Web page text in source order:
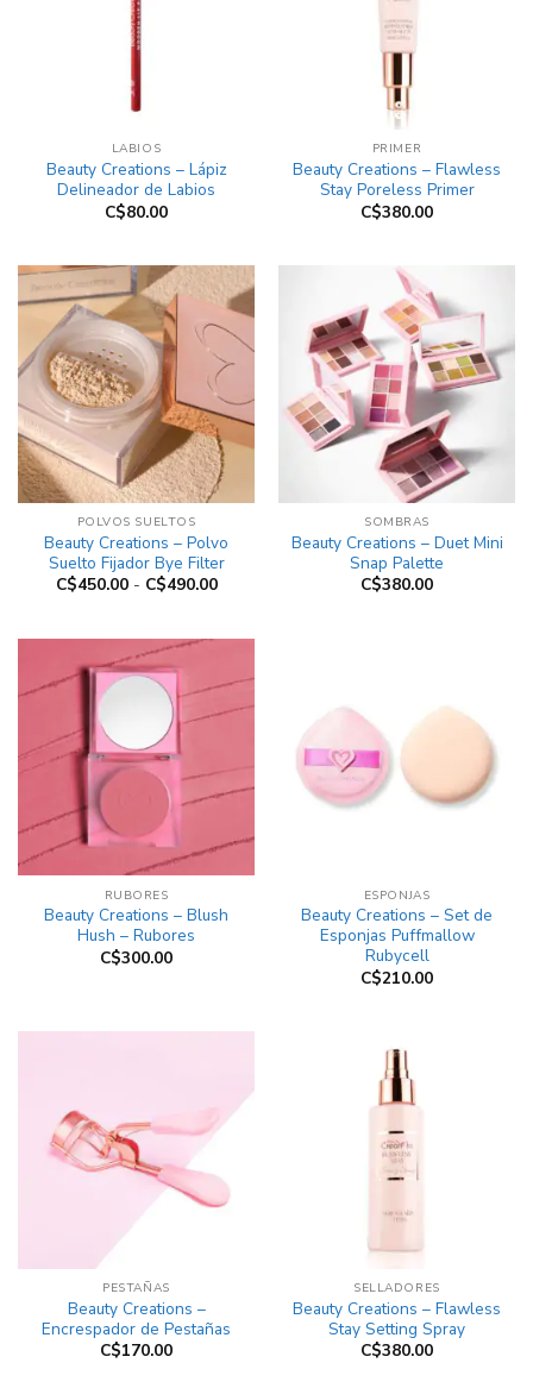
LABIOS
Beauty Creations – Lápiz
Delineador de Labios
C$80.00
PRIMER
Beauty Creations – Flawless
Stay Poreless Primer
C$380.00
POLVOS SUELTOS
Beauty Creations – Polvo
Suelto Fijador Bye Filter
C$450.00 - C$490.00Rango
C$450.00
C$490.00
SOMBRAS
Beauty Creations – Duet Mini
Snap Palette
C$380.00
RUBORES
Beauty Creations – Blush
Hush – Rubores
C$300.00
ESPONJAS
Beauty Creations – Set de
Esponjas Puffmallow
Rubycell
C$210.00
PESTAÑAS
Beauty Creations –
Encrespador de Pestañas
C$170.00
SELLADORES
Beauty Creations – Flawless
Stay Setting Spray
C$380.00